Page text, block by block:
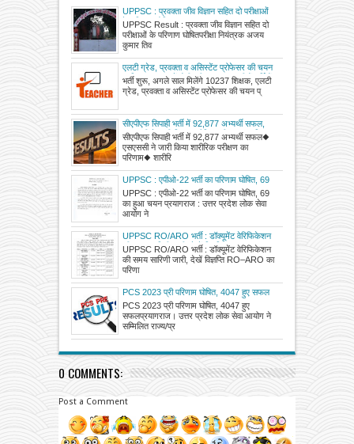
UPPSC : प्रवक्ता जीव विज्ञान सहित दो परीक्षाओं
के परिणाण घोषित
UPPSC Result : प्रवक्ता जीव विज्ञान सहित दो
परीक्षाओं के परिणाण घोषितपरीक्षा नियंत्रक अजय
कुमार तिव
एलटी ग्रेड, प्रवक्ता व असिस्टेंट प्रोफेसर की चयन
प्रक्रिया 2026 में होगी पूरी, UPPSC तीनों भर्तियों
के लिए जल्द घोषित करेगा परीक्षाओं की तिथियां
भर्ती शुरू, अगले साल मिलेंगे 10237 शिक्षक, एलटी
ग्रेड, प्रवक्ता व असिस्टेंट प्रोफेसर की चयन प्
सीएपीएफ सिपाही भर्ती में 92,877 अभ्यर्थी सफल,
एसएससी ने जारी किया शारीरिक परीक्षण का परिणाम
सीएपीएफ सिपाही भर्ती में 92,877 अभ्यर्थी सफल◆
एसएससी ने जारी किया शारीरिक परीक्षण का
परिणाम◆ शारीरि
UPPSC : एपीओ-22 भर्ती का परिणाम घोषित, 69
का हुआ चयन
UPPSC : एपीओ-22 भर्ती का परिणाम घोषित, 69
का हुआ चयन प्रयागराज : उत्तर प्रदेश लोक सेवा
आयोग ने
UPPSC RO/ARO भर्ती : डॉक्यूमेंट वेरिफिकेशन
की समय सारिणी जारी, देखें विज्ञप्ति
UPPSC RO/ARO भर्ती : डॉक्यूमेंट वेरिफिकेशन
की समय सारिणी जारी, देखें विज्ञप्ति RO–ARO का
परिणा
PCS 2023 प्री परिणाम घोषित, 4047 हुए सफल
PCS 2023 प्री परिणाम घोषित, 4047 हुए
सफलप्रयागराज। उत्तर प्रदेश लोक सेवा आयोग ने
सम्मिलित राज्य/प्र
0 COMMENTS:
Post a Comment